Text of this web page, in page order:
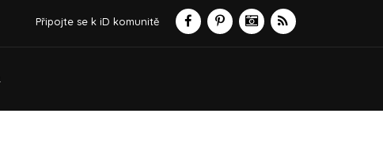
Připojte se k iD komunitě